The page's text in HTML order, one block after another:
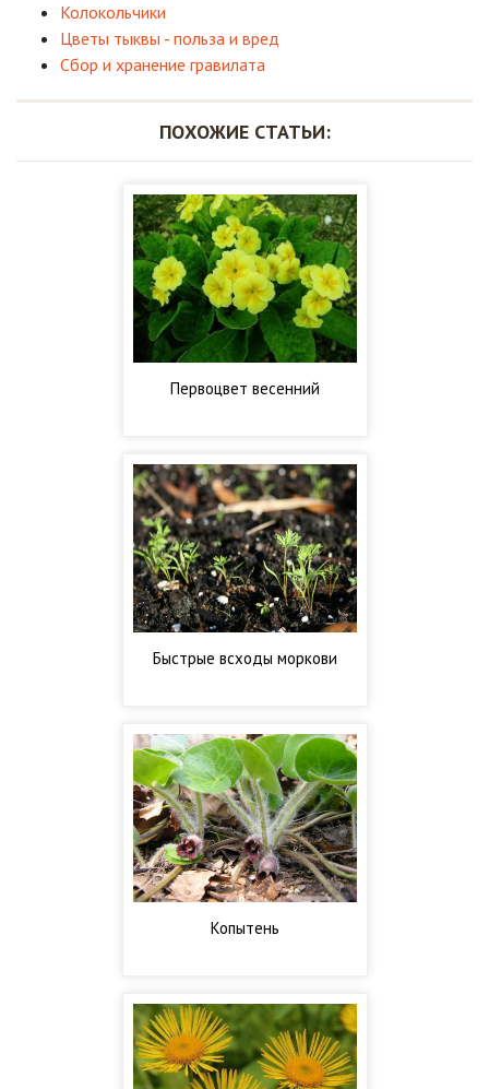
Колокольчики
Цветы тыквы - польза и вред
Сбор и хранение гравилата
ПОХОЖИЕ СТАТЬИ:
Первоцвет весенний
Быстрые всходы моркови
Копытень